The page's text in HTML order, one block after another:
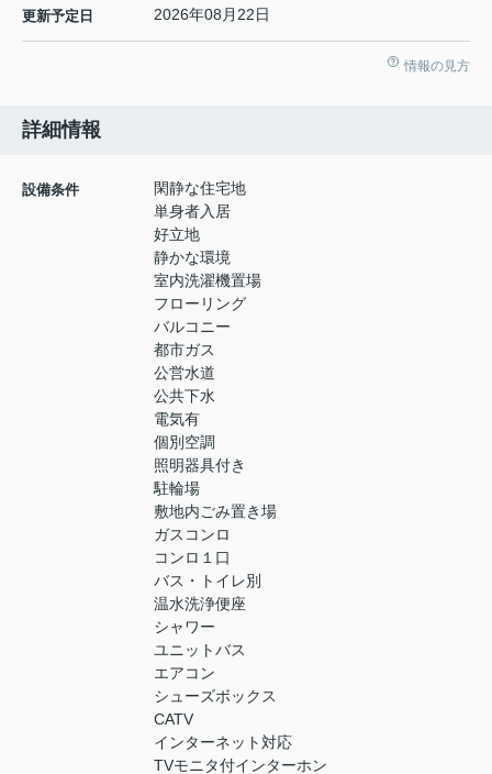
更新予定日 2026年08月22日
情報の見方
詳細情報
設備条件
閑静な住宅地
単身者入居
好立地
静かな環境
室内洗濯機置場
フローリング
バルコニー
都市ガス
公営水道
公共下水
電気有
個別空調
照明器具付き
駐輪場
敷地内ごみ置き場
ガスコンロ
コンロ１口
バス・トイレ別
温水洗浄便座
シャワー
ユニットバス
エアコン
シューズボックス
CATV
インターネット対応
TVモニタ付インターホン